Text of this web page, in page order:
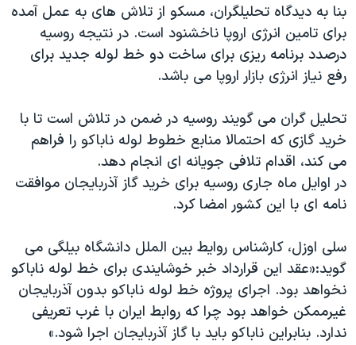
بنا به دیدگاه تحلیلگران، مسکو از تلاش های به عمل آمده
برای تامین انرژی اروپا ناخشنود است. در نتیجه روسیه
درصدد برنامه ریزی برای ساخت دو خط لوله جدید برای
رفع نیاز انرژی بازار اروپا می باشد.
تحلیل گران می گویند روسیه در ضمن در تلاش است تا با
خرید گازی که احتمالا منابع خطوط لوله ناباکو را فراهم
می کند، اقدام تلافی جویانه ای انجام دهد.
در اوایل ماه جاری روسیه برای خرید گاز آذربایجان موافقت
نامه ای با این کشور امضا کرد.
سلی اوزل، کارشناس روایط بین الملل دانشگاه بیلگی می
گوید:«عقد این قرارداد خبر خوشایندی برای خط لوله ناباکو
نخواهد بود. اجرای پروژه خط لوله ناباکو بدون آذربایجان
غیرممکن خواهد بود چرا که روابط ایران با غرب تعریفی
ندارد. بنابراین ناباکو باید با گاز آذربایجان اجرا شود.»